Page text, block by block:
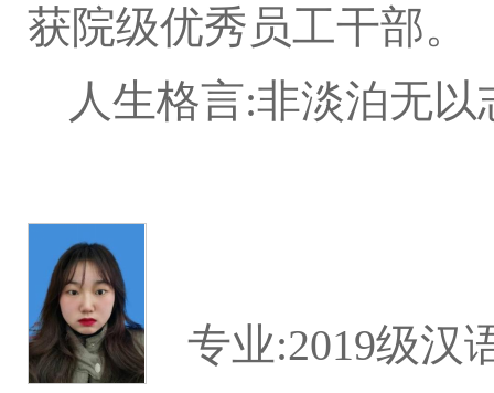
获院级优秀员工干部。
人生格言:非淡泊无以
专业:2019级汉